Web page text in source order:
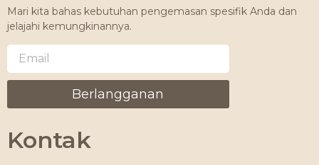
Mari kita bahas kebutuhan pengemasan spesifik Anda dan
jelajahi kemungkinannya.
Berlangganan
Kontak